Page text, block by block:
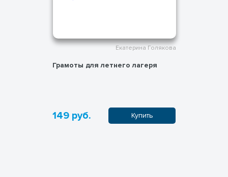
Екатерина Голякова
Грамоты для летнего лагеря
149 руб. Купить